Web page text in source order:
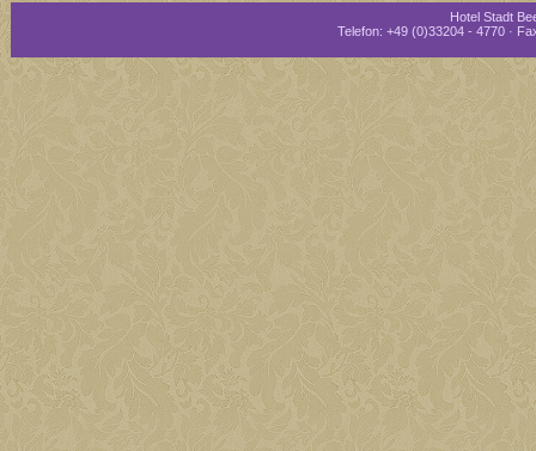
Hotel Stadt
Telefon: +49 (0)33204 - 4770 ·